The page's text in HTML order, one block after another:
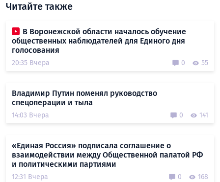
Читайте также
В Воронежской области началось обучение
общественных наблюдателей для Единого дня
голосования
20:35 Вчера 0 55
Владимир Путин поменял руководство
спецоперации и тыла
14:03 Вчера 0 141
«Единая Россия» подписала соглашение о
взаимодействии между Общественной палатой РФ
и политическими партиями
12:31 Вчера 0 168